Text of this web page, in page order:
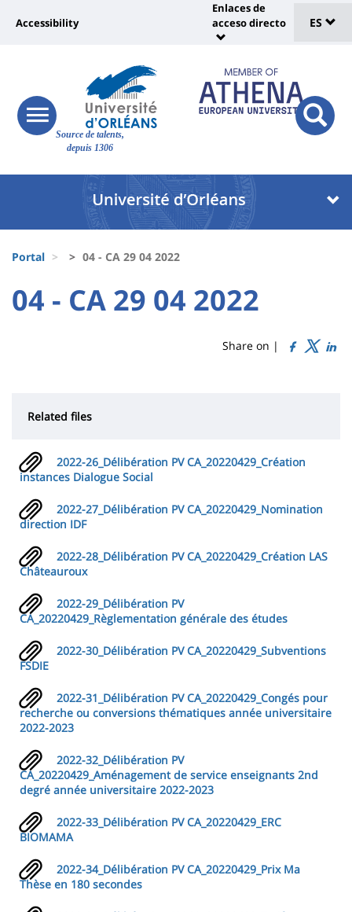
Site
Source de talents,
depuis 1306
Université
Recherche
responsive
menu
button
Université
vers
page
accessibilité
Accessibility
:
Shortcut
links
Enlaces de
acceso directo
de
ES
Université
Block
liste
des
composantes
d'Ariane
Portal 04 - CA 29 04 2022
University
University
Titre
04 - CA 29 04 2022
Share on |
de
page
principale
Related files
2022-26_Délibération PV CA_20220429_Création
instances Dialogue Social
2022-27_Délibération PV CA_20220429_Nomination
direction IDF
2022-28_Délibération PV CA_20220429_Création LAS
Châteauroux
2022-29_Délibération PV
CA_20220429_Règlementation générale des études
2022-30_Délibération PV CA_20220429_Subventions
FSDIE
2022-31_Délibération PV CA_20220429_Congés pour
recherche ou conversions thématiques année universitaire
2022-2023
2022-32_Délibération PV
CA_20220429_Aménagement de service enseignants 2nd
degré année universitaire 2022-2023
2022-33_Délibération PV CA_20220429_ERC
BIOMAMA
2022-34_Délibération PV CA_20220429_Prix Ma
Thèse en 180 secondes